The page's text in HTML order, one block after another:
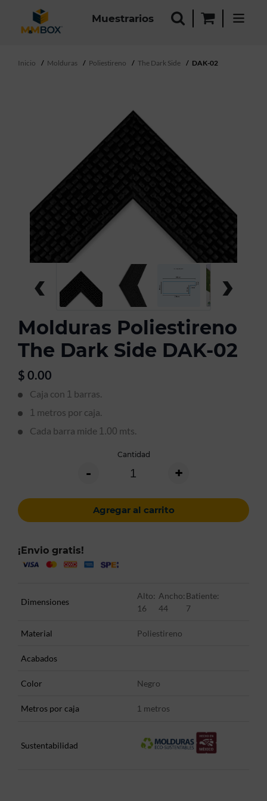
Muestrarios
Inicio Molduras Poliestireno The Dark Side DAK-02
‹ ›
Molduras Poliestireno
The Dark Side DAK-02
$ 0.00
Caja con 1 barras.
1 metros por caja.
Cada barra mide 1.00 mts.
Cantidad
- +
Agregar al carrito
¡Envio gratis!
Dimensiones
Alto:
16
Ancho:
44
Batiente:
7
Material Poliestireno
Acabados
Color Negro
Metros por caja 1 metros
Sustentabilidad